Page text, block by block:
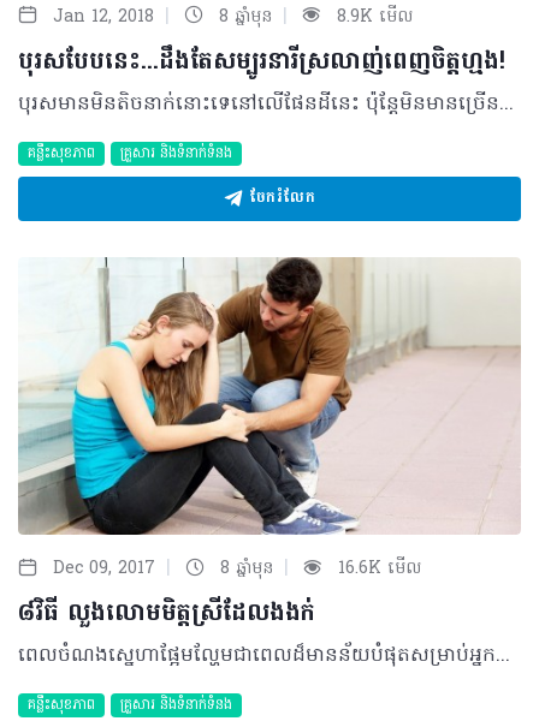
Jan 12, 2018 | 8 ឆ្នាំមុន | 8.9K មើល
បុរសបែបនេះ...ដឹងតែសម្បូរនារីស្រលាញ់ពេញចិត្តហ្មង!
បុរសមានមិនតិចនាក់នោះទេនៅលើផែនដីនេះ ប៉ុន្តែមិនមានច្រើននោះទេដែលមានគុណសម្បត្តិដូចនឹងអ្វីដែលមិត្តនារីភាគច្រើនរំពឹងចង់បាន...តើអ្នកដឹងទេថាតើមានអ្វីខ្លះ​ដែលជាមន្តស្នេហ៍ទាក់ចិត្តមិត្តនារី? តោះ! អានបន្តទៀត ដើម្បីសិក្សាពីលក្ខណៈសម្បត្តិ៥យ៉ាងដែលត្រូវបានចាត់ទុកថាជាចំណុចដែលស្រ្តីភាគច្រើនស្រលាញ់ពេញចិត្ត... •គេជាមនុស្សស្មោះត្រង់ និងស្មោះស្ម័គ្រ ៖ មាននារីជាច្រើនបានធ្លាប់បានជួបប្រទះនឹងបុរសដែលបានក្លែងបន្លំជាសុភាពបុរស ដែលជាមេរៀនមួយធ្វើឲ្យនាងពិបាកទទួលយក និងជឿទុកចិត្តបុរសដែលនាងជួបក្រោយៗមកទៀត។ ដូច្នេះហើយ ប្រសិនបើអ្នកធ្លាប់ជាមនុស្សប្រភេទនេះមែន ត្រូវឆាប់កែខ្លួន ហើយប្រាប់នាងដោយស្មោះថា អ្នកបានកែខ្លួនហើយ ហើយត្រូវចៀសវាងដាច់ខាតនូវការបង្កើតប្រវត្តិសាស្រ្តច្រំដែល ឬរំលឹកអំពីបទពិសោធន៍កន្លងមកជាមួយនឹងគូស្នេហ៍ចាស់។ •គេជាមនុស្សដែលកំប្លែង ៖ នារីជាច្រើនចូលចិត្តបុរសដែលចេះនិយាយលាយឡំជាមួយនឹងពាក្យពេចន៍លេបខាយ និងកំប្លែងដែលអាចផ្តល់នូវភាពរីករាយក៏ដូចជាស្នាមញញឹមដល់រូបគេស្ទើរតែគ្រប់ពេលវេលា។ ហេតុនេះហើយ កុំធ្វើខ្លួនជាមនុស្សសោះកក្រោះ ដែលមិនចេះមាត់អីសោះ តែក៏កុំធ្វើជាមនុស្សដែលនិយាយច្រើនហួសដែរ។ •គេជាមនុស្សមានមហិច្ឆតា ៖ បុរសដែលមានមន្តស្នេហ៍ទាក់ទាញខ្លាំង ជាបុរសដែលមានគោលដៅ មានមហិច្ឆតា និងផែនការនៃជីវិតច្បាស់លាស់។ វាប្រៀបបាននឹងទំនុកចិត្តមួយដែលអាចឲ្យនារីមើលឃើញថា អ្នកជាមនុស្សគួរឲ្យពឹងពាក់បាន និងមានកម្លាំងចិត្តក្នុងការដើរលើផ្លូវដែលខ្លួនបានកំណត់ទុក។ នារីមិនចូលចិត្តបុរសដែលមួយថ្ងៃៗគិតតែពីអង្គុយសំកុក មិនដឹងថាអនាគតទៅ ខ្លួនធ្វើអ្វីនោះឡើយ។ •គេមានអនាម័យខ្លួនប្រាណល្អ ៖ ថ្វីត្បិតថារូបសម្បតិ្តមិនមែនជាចំណុចសំខាន់ចំពោះបុរសក៏ដោយ តែក៏អ្នកមិនអាចបណ្តោយខ្លួនឲ្យសាមញ្ញពេកនោះដែរ។ មិនចាំបាច់ដល់ថ្នាក់រៀបចំខ្លួនឲ្យដូចតារាល្បីអីនោះទេ គ្រាន់តែមានអនាម័យល្អជាប្រចាំ ដោយការប្រើប្រាស់សាប៊ូដុសខ្លួនដែលមានក្លិនតិចៗ ឬប្រើទឹកអប់ដែលមានក្លិនក្រអូបប្រហើរគួរឲ្យទាក់ទាញ ស្លៀកសំលៀកបំពាក់ដែលមានរបៀប (មិនឡូយឆាយពេក មិនចាស់គំរឹលពេក) រៀបម៉ូតសក់ឲ្យមានសណ្តាប់ធ្នាប់ សម្អាតក្រចកដៃក្រចកជើងជាដើម។ •គេជាមនុស្សមើលទៅមានអំណាច និងចេះការពារ ៖ វាការជាការពិតដែលថានារីចូលចិត្តបង្ហាញភាពឯករាជ្យរបស់ខ្លួន ប៉ុន្តែពួកគេពិតជាចូលចិត្តបុរសដែលពោរពេញដោយអំណាច និងភាពជាម្ចាស់ការលើខ្លួនឯងដែលអាចធ្វើឲ្យគេអាចពឹងផ្អែកបាន។ ក្នុងកាលៈទេសៈដែលមានរឿងហេតុ ឬគ្រោះថ្នាក់អ្វីកើតឡើង ត្រូវចេះការពារនាង ធ្វើយ៉ាងណាបំបាត់នូវអារម្មណ៍តក់ស្លុត និងព្រួយបារម្ភពីក្នុងចិត្តរបស់នាងឲ្យបាន។ ©2018 រក្សាសិទ្ធិគ្រប់យ៉ាង​ដោយ Healthtime Corporation ចំពោះគ្រប់អត្ថបទដោយគ្មានផ្នែកណាមួយត្រូវបោះពុម្ពផ្សាយចូល ប្រព័ន្ធអ៊ីនធឺណែតឧបករណ៍អេឡិចត្រូនិកអាត់ជាសំឡេងឬថតចំលងគ្រប់រូបភាពដោយគ្មានការអនុញ្ញាតឡើយ
គន្លឹះសុខភាព គ្រួសារ​ និងទំនាក់ទំនង
ចែករំលែក
Dec 09, 2017 | 8 ឆ្នាំមុន | 16.6K មើល
៨វិធី លួងលោមមិត្តស្រីដែលងងក់
ពេលចំណងស្នេហាផ្អែមល្ហែមជាពេលដ៏មានន័យបំផុតសម្រាប់អ្នកមានស្នេហា ប៉ុន្តែពេលដែលមានបញ្ហាឈ្លោះគ្នាវិញតើអ្នកមានអារម្មណ៍បែបណា? សុភាពបុរសទាំងអស់ពិតជាប្រឈមមុខច្រើនក្នុងការរករឿងទាំងរឿងតូចរឿងធំពីសមណាក់មិត្តស្រីរបស់ខ្លួនហើយជួនកាលរឿងតូចក៏ក្លាយទៅជារឿងធំនៅពេលដែរអ្នកមើលរំលង និងខកខានការរកវិធីផ្សះផ្សា។មិត្តនារីតែងតែយកចិត្តទុកដាក់និងឲ្យតម្លៃលើរបស់តូចតាចដែលបង្ហាញពួកគេអំពីសារៈសំខាន់និងតម្លែរបស់គេចំពោះអ្នក។ តើអ្នកមិនដឹងគួរធ្វើយ៉ាងណាមែនទេ?​កុំបារម្ភ…..ហេលស៍ថាម នឹងជួយដោះស្រាយកង្វល់របស់អ្នកជាមួយនិងវិធីងាយៗ៨យ៉ាងខាងក្រោម។ ១ បន្តផ្ញើសារ៖ មនុស្សស្រីមិនចង់លើកទូរស័ព្ទឬឆ្លើយតបសារមកកាន់អ្នកឡើយនៅពេលដែលគេខឹងអ្នក ប៉ុន្តែគេនៅតែរងចាំមើលសាររបស់អ្នក។ ប្រសិនបើមិនមានទេ ​កំហឹងនឹងកាន់តែធ្ងន់ធ្ងរឡើងមិនខាន។ បើអ្នកជាអ្នកខុស អ្នកត្រូវតែជាអ្នកផ្ញើរសារដោយសរសេរពាក្យថា សុំទោស ដោយបន្ថែមនូវពាក្យរ៉ូមែនទិក ផ្អែមល្ហែមនិងបញ្ជោរនាងដើម្បីឲ្យនាងបានសប្បាយចិត្ត។ មិនត្រូវអង្គុយចាំសាររបស់នាងឡើយព្រោះនាងកំពុងរងចាំអ្នក….. ២ បង្ហាញខ្លួនជាមួយកាដូ៖ កាដូនិងភ្ញាក់ផ្អើលជាមិត្តល្អបំផុតរបស់នារីៗ អ្នកអាចទៅចាំមុខផ្ទះ មុខរបងសាលារៀន ឬកន្លែងធ្វើការរបស់នាងជាមួយនិងកាដូផ្សេងៗ(ជាបាច់ផ្កាតុក្កត្តា…..) និងកាត សុំទោសដែលបង្ហាញពីទឹកចិត្តរបស់អ្នកនោះនាងនិងទុបចិត្តមិនបានហើយនឹងអត់ទោសឲ្យអ្នកមិនខាន។ ៣ កាតសុំទោស៖ មនុស្សចូលចិត្តពេលមនុស្សជាទីស្រលាញ់របស់ខ្លួនចេះបង្ហាញពីទឹកចិត្តរបស់គេដោយស្មោះនិងប្រកបដោយភាពឆ្នៃប្រឌិត។ ប្រសិនបើអ្នកទាំង២ជាគូរស្វាមីភរិយាឬស្នាក់នៅជាមួយគ្នា អ្នកអាចដាក់កាតនោះនៅក្រោមខ្នើយ នៅលើអេក្រង់កុំព្យូទ័រអេក្រង់ទូរស័ព្ទឬទ្វារទូទឹកកកជាដើម។នាងប្រាកដជាយល់ថាអ្នកស្រលាញ់នាងជាមិនខាន។ ៤ ធ្វើកាយវិការប្លែកៗ៖ ប្រសិនបើគេងងក់មិនព្រមនិយាយរកអ្នកពេលនៅក្បែរគ្នានោះ ចូលព្យាយាមរកនិងរឿងប្លែកៗឬកំប្លែងស្ងួតមកនិយាយដើម្បីផ្លាស់ប្ដួរបរិយាកាស។ ៥ ចំណាយពេលខ្លះដើម្បីប៉ះប៉ូវ៖ អ្នកគួរបង្កើតគំរោងមួយដោយរួមបញ្ចូលការទទួលទានបានអាហារនៅកន្លែងដែលនាងចូលចិត្ត មើលកុន ការប្រគំុតន្រ្តី និងសកម្មភាពផ្សេងៗទៀតដោយផ្ដោតលើចំនូលចិត្តរបស់នាង។ ហើយផ្ដល់ឲ្យនាងនូវអាទិភាពខ្ពស់ជាងរឿងផ្សេងៗទៀត។ ៦ ​និយាយបញ្ជោរ៖ ការបញ្ជោរ ទការសរសើរជាអ្វីដែលមិត្តនារីចង់លឺជាងគេ។ ព្យាយាមលើសសរសើរអំពីគុណសម្បត្តិរបស់នាងមិនថារូបកាយឬកិច្ចការងារដែលនាងបានធ្វើហើយបន្ថែមនូវអារម្មណ៏អំណរគុណសម្បត្តិរបស់អ្នកចំពោះវត្តមានរបស់នាងក្នុងបេះដូងរបស់អ្នករួមជាមួយ​នឹងទឹកចិត្តដ៏ជ្រាលជ្រៅរបស់អ្នកផងដែរ។ ការនិយាយទាំងអស់នេះនឹងធ្វើឲ្យគេបែបជាអៀន ហើយភ្លេចពីរឿងងងក់ជាមិនខាន។ ៧ ធ្វើឲ្យនាងរំភើបខ្លាំង៖ ប្រសិនបើនាងពិតជាមនុស្សសំខាន់ក្នុងជីវិត្តរបស់អ្នក ហើយជម្លោះនោះមានលក្ខណៈធ្ងន់ធ្ងរនោះ អ្នកគួរតែធ្វើកិច្ចការខ្លះដែលផ្ដល់ឲ្យនាងនូវភាពភ្ញាក់ផ្អើល។ វាអាចជាការសុំនាងរៀបការពិធីជប់លៀងមួយសម្រាប់នាង កាដូផ្ទាល់ដៃ ដែលប្រើប្រាស់ពេលវេលានិងការតាំងចិត្តមុតមាំក្នុងការធ្វើ ឬដំណើរកម្សាន្តទៅកាន់កន្លែងណាមួយតែពីរនាក់ក៏អាចជួុយសម្រួលកំហឺងឬអាការៈអន់ចិត្តរបស់នាងដែរ។ ៨ ប្រើកែវភ្នែកបរិសុទ្ធ៖ ទឹកចិត្តខាងក្នុងរបស់អ្នកអាចនិងបង្ហាញបានតាមរយៈកែវភ្នែកដ៏បរិសុទ្ធរបស់អ្នក ហេតុនេះហើយប្រើកែវភ្នែកនោះសម្លឹងមើលទៅកាន់នាង នោះនាងនឹងញញឹម ឬសើចមិនខានហើយកែវភ្នែកបែបនោះពិតជាមានភាពទាក់ទាញមែនទែន។ ©2017 រក្សាសិទ្ធិគ្រប់យ៉ាងដោយ Healthtime Corporation ចំពោះគ្រប់អត្ថបទដោយគ្មានផ្នែកណាមួយត្រូវបោះពុម្ពផ្សាយចូល ប្រព័ន្ធអ៊ីនធឺណែតឧបករណ៍អេឡិចត្រូនិកអាត់ជាសំឡេងឬថតចំលងគ្រប់រូបភាពដោយគ្មានការអនុញ្ញាតឡើយ
គន្លឹះសុខភាព គ្រួសារ​ និងទំនាក់ទំនង